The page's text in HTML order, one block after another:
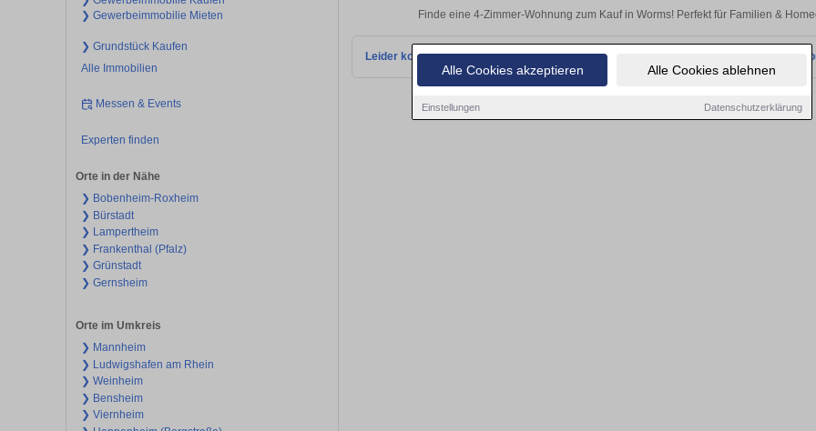
Alle Cookies akzeptieren Alle Cookies ablehnen
Einstellungen Datenschutzerklärung
❯ Gewerbeimmobilie Mieten
❯ Grundstück Kaufen
Alle Immobilien
Messen & Events
Experten finden
Orte in der Nähe
❯ Bobenheim-Roxheim
❯ Bürstadt
❯ Lampertheim
❯ Frankenthal (Pfalz)
❯ Grünstadt
❯ Gernsheim
Orte im Umkreis
❯ Mannheim
❯ Ludwigshafen am Rhein
❯ Weinheim
❯ Bensheim
❯ Viernheim
Finde eine 4-Zimmer-Wohnung zum Kauf in Worms! Perfekt für Familien &
Leider konnten wir derzeit keine passenden Objekte finden. Schauen Sie bald wieder